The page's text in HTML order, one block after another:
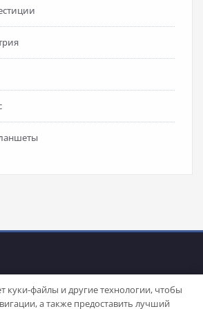
куки-файлы и другие технологии, чтобы
а также предоставить лучший